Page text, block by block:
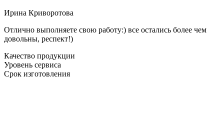
Ирина Криворотова
Отлично выполняете свою работу:) все остались более чем
довольны, респект!)
Качество продукции
Уровень сервиса
Срок изготовления